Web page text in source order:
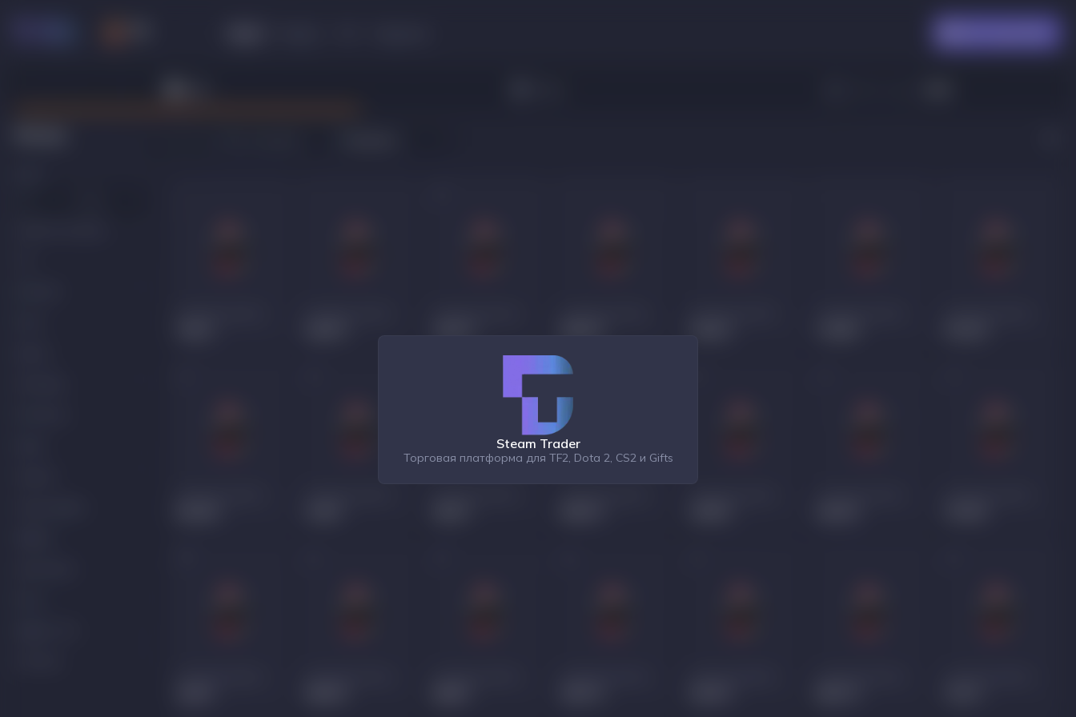
Steam Trader
Торговая платформа для TF2, Dota 2, CS2 и Gifts